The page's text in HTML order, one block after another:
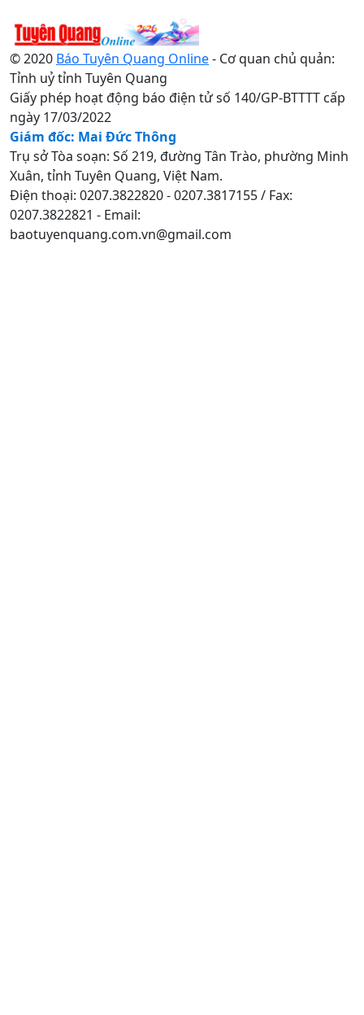
© 2020 Báo Tuyên Quang Online- Cơ quan chủ quản:
Tỉnh uỷ tỉnh Tuyên Quang
Giấy phép hoạt động báo điện tử số 140/GP-BTTTT cấp
ngày 17/03/2022
Giám đốc: Mai Đức Thông
Trụ sở Tòa soạn: Số 219, đường Tân Trào, phường Minh
Xuân, tỉnh Tuyên Quang, Việt Nam.
Điện thoại: 0207.3822820 - 0207.3817155 / Fax:
0207.3822821 - Email:
baotuyenquang.com.vn@gmail.com